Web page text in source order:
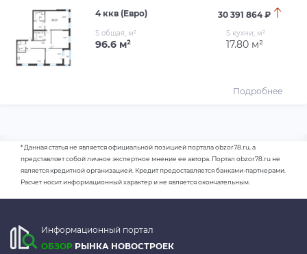
4 ккв (Евро) 30 391 864 ₽
S общая, м²
96.6 м²
S кухни, м²
17.80 м²
Подробнее
* Данная статья не является официальной позицией портала obzor78.ru, а
представляет собой личное экспертное мнение ее автора. Портал obzor78.ru не
является кредитной организацией. Кредит предоставляется банками-партнерами.
Расчет носит информационный характер и не является окончательным.
Информационный портал
ОБЗОР РЫНКА НОВОСТРОЕК